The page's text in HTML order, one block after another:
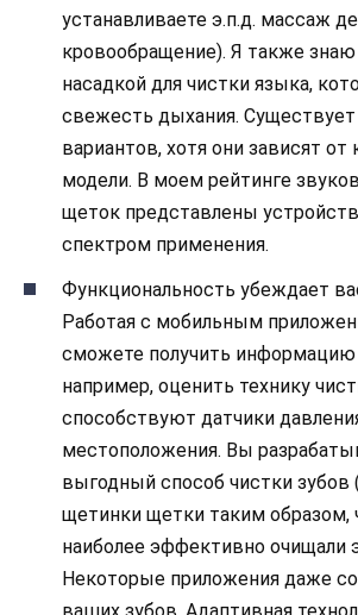
устанавливаете э.п.д. массаж
кровообращение). Я также
насадкой для чистки языка,
свежесть дыхания.
вариантов, хотя они зависят от
модели. В моем рейтинге
щеток представлены
спектром применения.
Функциональность убеждает
Работая с мобильным
сможете получить информацию
например, оценить технику
способствуют датчики
местоположения. Вы
выгодный способ чистки зубов
щетинки щетки таким образом,
наиболее эффективно очищали
Некоторые приложения даже